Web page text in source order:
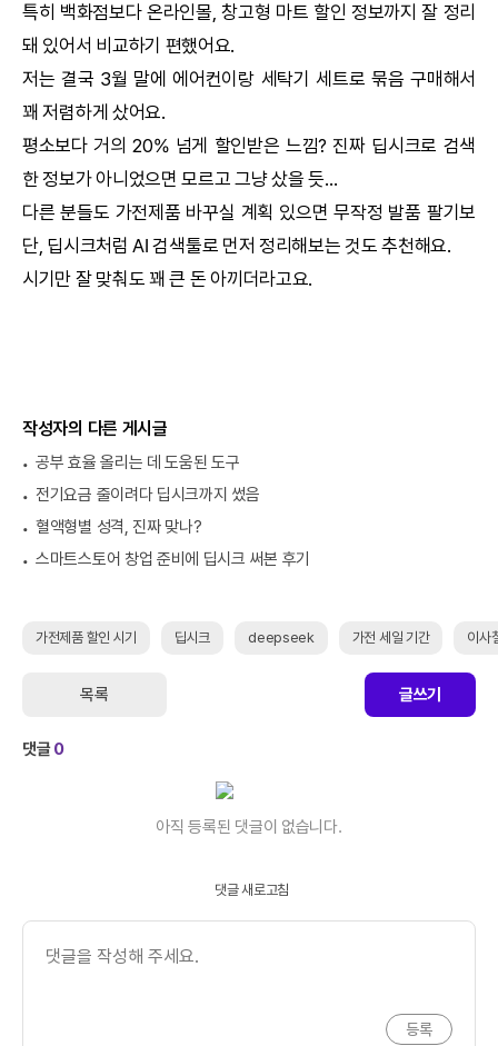
특히 백화점보다 온라인몰, 창고형 마트 할인 정보까지 잘 정리
돼 있어서 비교하기 편했어요.
저는 결국 3월 말에 에어컨이랑 세탁기 세트로 묶음 구매해서
꽤 저렴하게 샀어요.
평소보다 거의 20% 넘게 할인받은 느낌? 진짜 딥시크로 검색
한 정보가 아니었으면 모르고 그냥 샀을 듯...
다른 분들도 가전제품 바꾸실 계획 있으면 무작정 발품 팔기보
단, 딥시크처럼AI 검색툴로 먼저 정리해보는 것도 추천해요.
시기만 잘 맞춰도 꽤 큰 돈 아끼더라고요.
작성자의 다른 게시글
공부 효율 올리는 데 도움된 도구
전기요금 줄이려다 딥시크까지 썼음
혈액형별 성격, 진짜 맞나?
스마트스토어 창업 준비에 딥시크 써본 후기
가전제품 할인 시기 딥시크 deepseek 가전 세일 기간 이사
목록 글쓰기
댓글0
아직 등록된 댓글이 없습니다.
댓글 새로고침